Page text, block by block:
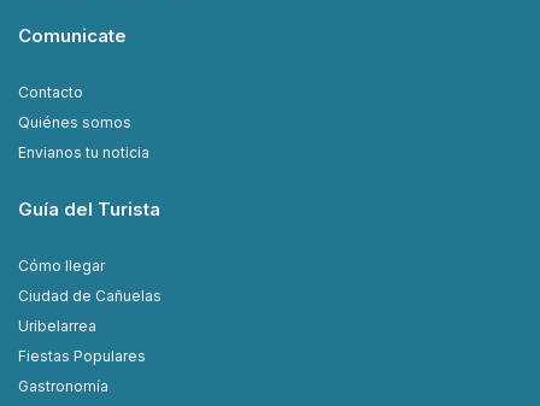
Comunicate
Contacto
Quiénes somos
Envianos tu noticia
Guía del Turista
Cómo llegar
Ciudad de Cañuelas
Uribelarrea
Fiestas Populares
Gastronomía